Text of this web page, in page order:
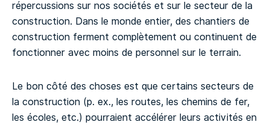
répercussions sur nos sociétés et sur le secteur de la
construction. Dans le monde entier, des chantiers de
construction ferment complètement ou continuent de
fonctionner avec moins de personnel sur le terrain.
Le bon côté des choses est que certains secteurs de
la construction (p. ex., les routes, les chemins de fer,
les écoles, etc.) pourraient accélérer leurs activités en